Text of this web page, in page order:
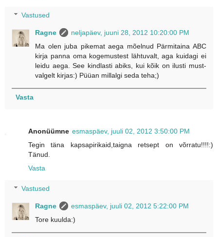
Vastused
Ragne
neljapäev, juuni 28, 2012 10:20:00 PM
Ma olen juba pikemat aega mõelnud Pärmitaina ABC
kirja panna oma kogemustest lähtuvalt, aga kuidagi ei
leidu aega. See kindlasti abiks, kui kõik on ilusti must-
valgelt kirjas:) Püüan millalgi seda teha;)
Vasta
Anonüümne esmaspäev, juuli 02, 2012 3:50:00 PM
Tegin täna kapsapirikaid,taigna retsept on võrratu!!!!:)
Tänud.
Vasta
Vastused
Ragne
esmaspäev, juuli 02, 2012 5:22:00 PM
Tore kuulda:)